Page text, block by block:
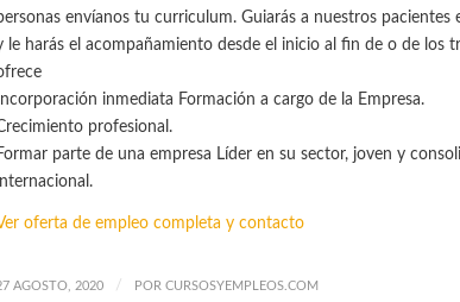
envíanos tu curriculum. Guiarás a nuestros pacientes
le harás el acompañamiento desde el inicio al fin de o de los
Incorporación inmediata Formación a cargo de la Empresa.
profesional.
parte de una empresa Líder en su sector, joven y
oferta de empleo completa y contacto
AGOSTO, 2020 / POR CURSOSYEMPLEOS.COM